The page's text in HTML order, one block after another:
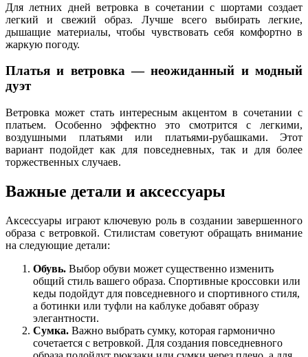
Для летних дней ветровка в сочетании с шортами создает
легкий и свежий образ. Лучше всего выбирать легкие,
дышащие материалы, чтобы чувствовать себя комфортно в
жаркую погоду.
Платья и ветровка — неожиданный и модный
дуэт
Ветровка может стать интересным акцентом в сочетании с
платьем. Особенно эффектно это смотрится с легкими,
воздушными платьями или платьями-рубашками. Этот
вариант подойдет как для повседневных, так и для более
торжественных случаев.
Важные детали и аксессуары
Аксессуары играют ключевую роль в создании завершенного
образа с ветровкой. Стилистам советуют обращать внимание
на следующие детали:
Обувь. Выбор обуви может существенно изменить
общий стиль вашего образа. Спортивные кроссовки или
кеды подойдут для повседневного и спортивного стиля,
а ботинки или туфли на каблуке добавят образу
элегантности.
Сумка. Важно выбрать сумку, которая гармонично
сочетается с ветровкой. Для создания повседневного